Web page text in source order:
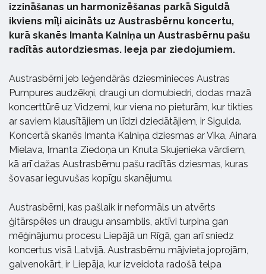
izzināšanas un harmonizēšanas parkā Siguldā
ikviens mīļi aicināts uz Austrasbērnu koncertu,
kurā skanēs Imanta Kalniņa un Austrasbērnu pašu
radītās autordziesmas. Ieeja par ziedojumiem.
Austrasbērni jeb leģendārās dziesminieces Austras
Pumpures audzēkņi, draugi un domubiedri, dodas mazā
koncerttūrē uz Vidzemi, kur viena no pieturām, kur tikties
ar saviem klausītājiem un līdzi dziedātājiem, ir Sigulda.
Koncertā skanēs Imanta Kalniņa dziesmas ar Vika, Ainara
Mielava, Imanta Ziedoņa un Knuta Skujenieka vārdiem,
kā arī dažas Austrasbērnu pašu radītās dziesmas, kuras
šovasar ieguvušas kopīgu skanējumu.
Austrasbērni, kas pašlaik ir neformāls un atvērts
ģitārspēles un draugu ansamblis, aktīvi turpina gan
mēģinājumu procesu Liepājā un Rīgā, gan arī sniedz
koncertus visā Latvijā. Austrasbērnu mājvieta joprojām,
galvenokārt, ir Liepāja, kur izveidota radošā telpa